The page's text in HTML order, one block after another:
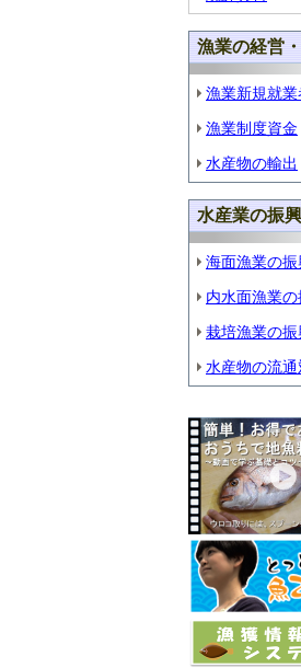
漁業の経営
漁業新規就業
漁業制度資金
水産物の輸出
水産業の振興
海面漁業の振
内水面漁業
栽培漁業の振
水産物の流通